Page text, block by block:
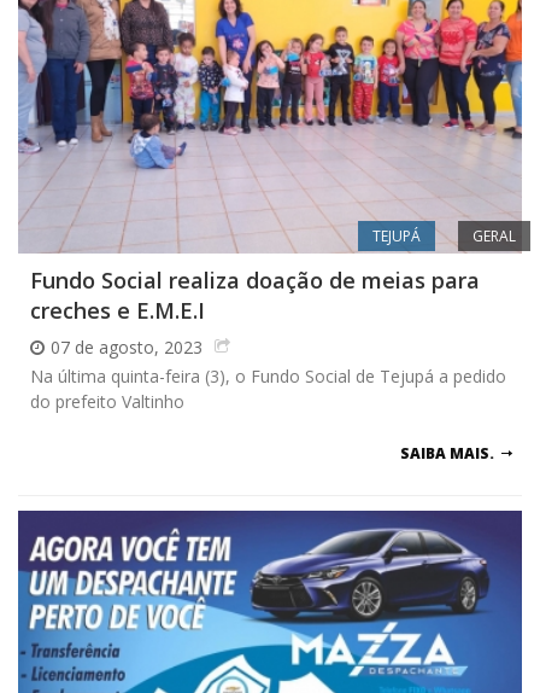
TEJUPÁ GERAL
Fundo Social realiza doação de meias para
creches e E.M.E.I
07 de agosto, 2023
Na última quinta-feira (3), o Fundo Social de Tejupá a pedido
do prefeito Valtinho
SAIBA MAIS.